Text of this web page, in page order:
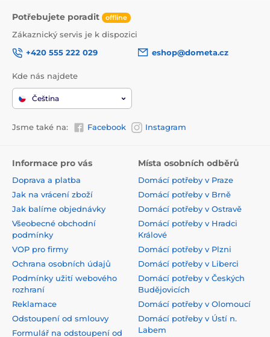
Potřebujete poradit offline
Zákaznický servis je k dispozici
+420 555 222 029
eshop@dometa.cz
Kde nás najdete
Čeština
Jsme také na: Facebook Instagram
Informace pro vás
Doprava a platba
Jak na vrácení zboží
Jak balíme objednávky
Všeobecné obchodní
podmínky
VOP pro firmy
Ochrana osobních údajů
Podmínky užití webového
rozhraní
Reklamace
Odstoupení od smlouvy
Formulář na odstoupení od
Místa osobních odběrů
Domácí potřeby v Praze
Domácí potřeby v Brně
Domácí potřeby v Ostravě
Domácí potřeby v Hradci
Králové
Domácí potřeby v Plzni
Domácí potřeby v Liberci
Domácí potřeby v Českých
Budějovicích
Domácí potřeby v Olomoucí
Domácí potřeby v Ústí n.
Labem